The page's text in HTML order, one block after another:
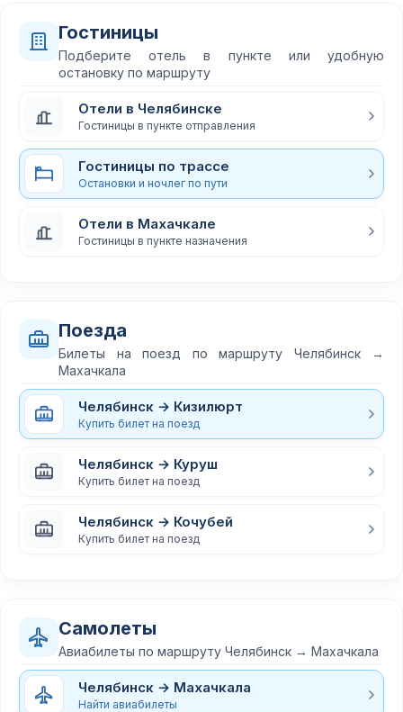
Гостиницы
Подберите отель в пункте или удобную
остановку по маршруту
Отели в Челябинске
Гостиницы в пункте отправления
Гостиницы по трассе
Остановки и ночлег по пути
Отели в Махачкале
Гостиницы в пункте назначения
Поезда
Билеты на поезд по маршруту Челябинск →
Махачкала
Челябинск → Кизилюрт
Купить билет на поезд
Челябинск → Куруш
Купить билет на поезд
Челябинск → Кочубей
Купить билет на поезд
Самолеты
Авиабилеты по маршруту Челябинск → Махачкала
Челябинск → Махачкала
Найти авиабилеты